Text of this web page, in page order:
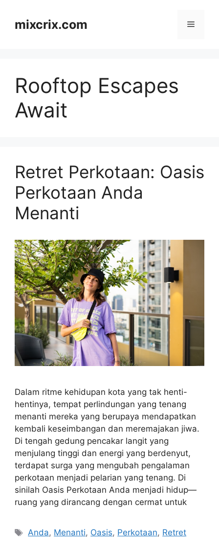
contentmixcrix.com Menu
Rooftop Escapes
Await
Retret Perkotaan: Oasis
Perkotaan Anda
Menanti
Dalam ritme kehidupan kota yang tak henti-
hentinya, tempat perlindungan yang tenang
menanti mereka yang berupaya mendapatkan
kembali keseimbangan dan meremajakan jiwa.
Di tengah gedung pencakar langit yang
menjulang tinggi dan energi yang berdenyut,
terdapat surga yang mengubah pengalaman
perkotaan menjadi pelarian yang tenang. Di
sinilah Oasis Perkotaan Anda menjadi hidup—
ruang yang dirancang dengan cermat untuk
Tags
Anda, Menanti, Oasis, Perkotaan, Retret